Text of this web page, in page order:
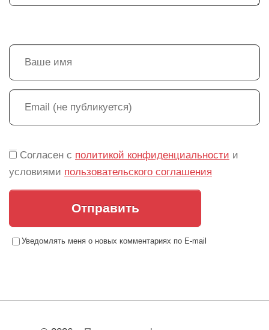
Согласен с политикой конфиденциальности и
условиями пользовательского соглашения
Отправить
Уведомлять меня о новых комментариях по E-mail